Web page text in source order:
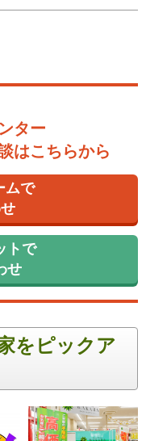
ター
はこちらから
ムで
トで
せ
をピックア